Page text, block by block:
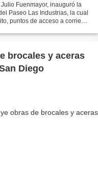
Fuenmayor, inauguró la
Paseo Las Industrias, la cual
puntos de acceso a corriente
brocales y aceras
Diego